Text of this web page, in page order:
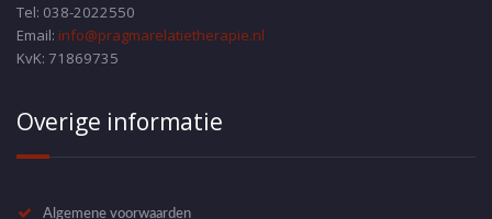
Tel: 038-2022550
Email: info@pragmarelatietherapie.nl
KvK: 71869735
Overige informatie
Algemene voorwaarden